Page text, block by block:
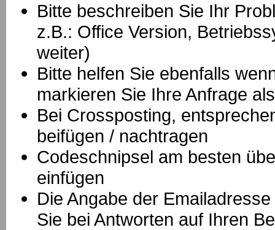
Bitte beschreiben Sie Ihr
z.B.: Office Version,
weiter)
Bitte helfen Sie ebenfalls
markieren Sie Ihre Anfrage
Bei Crossposting,
beifügen / nachtragen
Codeschnipsel am besten
einfügen
Die Angabe der
Sie bei Antworten auf Ihren